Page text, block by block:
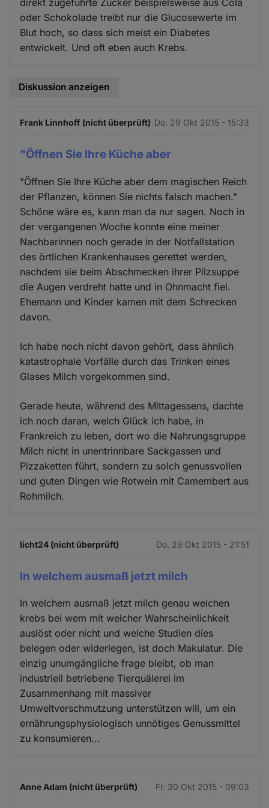
direkt zugeführte Zucker beispielsweise aus Cola
oder Schokolade treibt nur die Glucosewerte im
Blut hoch, so dass sich meist ein Diabetes
entwickelt. Und oft eben auch Krebs.
Diskussion anzeigen
Frank Linnhoff (nicht überprüft) Do. 29 Okt 2015 - 15:33
"Öffnen Sie Ihre Küche aber
"Öffnen Sie Ihre Küche aber dem magischen Reich
der Pflanzen, können Sie nichts falsch machen."
Schöne wäre es, kann man da nur sagen. Noch in
der vergangenen Woche konnte eine meiner
Nachbarinnen noch gerade in der Notfallstation
des örtlichen Krankenhauses gerettet werden,
nachdem sie beim Abschmecken ihrer Pilzsuppe
die Augen verdreht hatte und in Ohnmacht fiel.
Ehemann und Kinder kamen mit dem Schrecken
davon.
Ich habe noch nicht davon gehört, dass ähnlich
katastrophale Vorfälle durch das Trinken eines
Glases Milch vorgekommen sind.
Gerade heute, während des Mittagessens, dachte
ich noch daran, welch Glück ich habe, in
Frankreich zu leben, dort wo die Nahrungsgruppe
Milch nicht in unentrinnbare Sackgassen und
Pizzaketten führt, sondern zu solch genussvollen
und guten Dingen wie Rotwein mit Camembert aus
Rohmilch.
licht24 (nicht überprüft) Do. 29 Okt 2015 - 21:51
In welchem ausmaß jetzt milch
In welchem ausmaß jetzt milch genau welchen
krebs bei wem mit welcher Wahrscheinlichkeit
auslöst oder nicht und welche Studien dies
belegen oder widerlegen, ist doch Makulatur. Die
einzig unumgängliche frage bleibt, ob man
industriell betriebene Tierquälerei im
Zusammenhang mit massiver
Umweltverschmutzung unterstützen will, um ein
ernährungsphysiologisch unnötiges Genussmittel
zu konsumieren...
Anne Adam (nicht überprüft) Fr. 30 Okt 2015 - 09:03
Cookies